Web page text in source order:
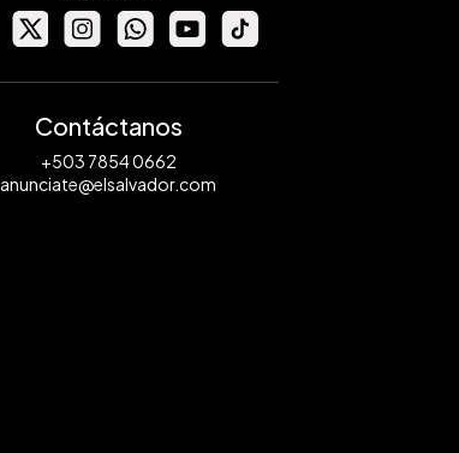
Contáctanos
+503 7854 0662
anunciate@elsalvador.com